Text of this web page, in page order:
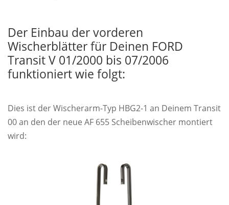
Der Einbau der vorderen
Wischerblätter für Deinen FORD
Transit V 01/2000 bis 07/2006
funktioniert wie folgt:
Dies ist der Wischerarm-Typ HBG2-1 an Deinem Transit
00 an den der neue AF 655 Scheibenwischer montiert
wird: